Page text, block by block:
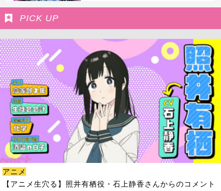
PICK UP
アニメ
【アニメ生穴る】照井有栖役・石上静香さんからのコメント